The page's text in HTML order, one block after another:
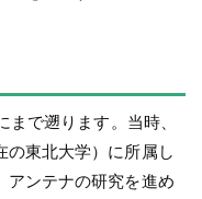
で遡ります。当時、
の東北大学）に所属し
アンテナの研究を進め